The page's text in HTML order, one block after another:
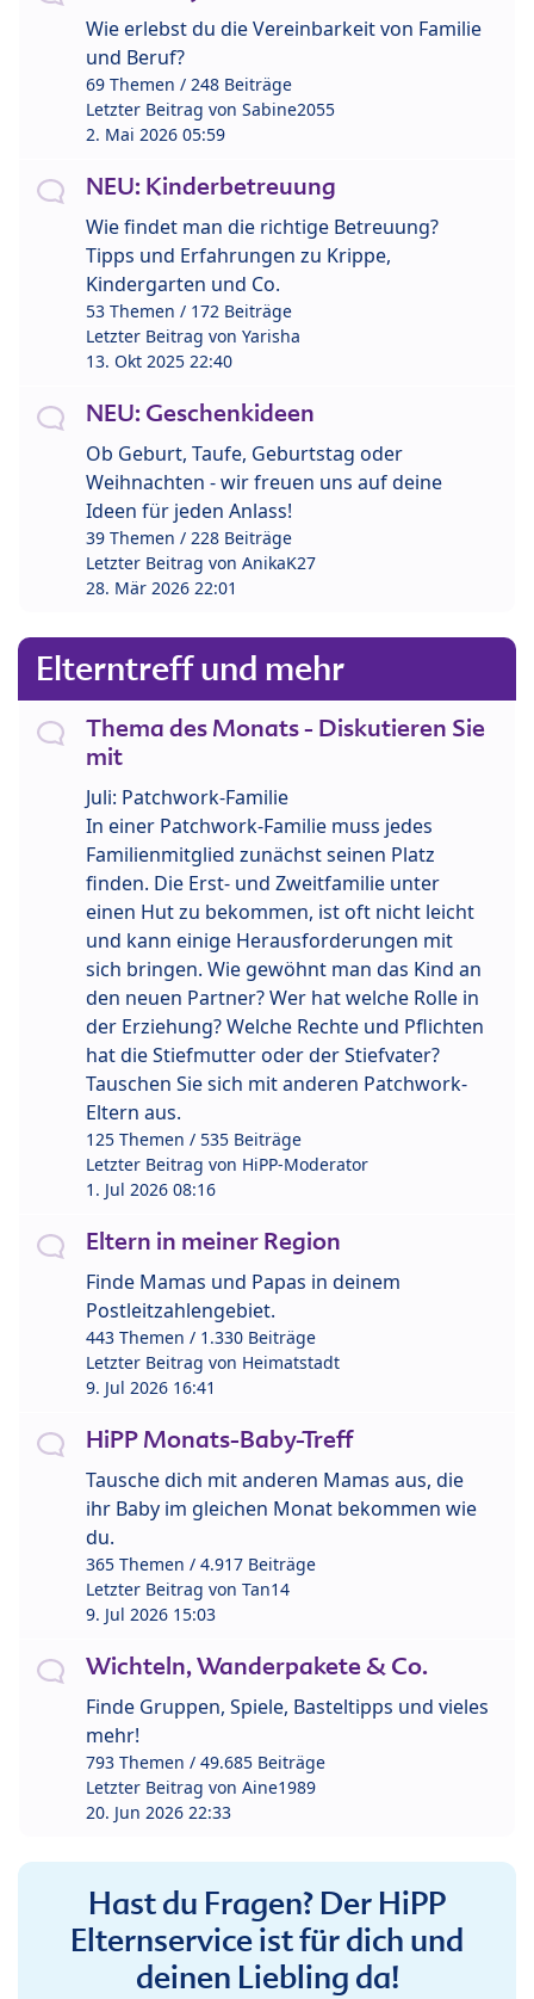
Wie erlebst du die Vereinbarkeit von Familie
und Beruf?
69 Themen / 248 Beiträge
Letzter Beitrag von Sabine2055
2. Mai 2026 05:59
NEU: Kinderbetreuung
Wie findet man die richtige Betreuung?
Tipps und Erfahrungen zu Krippe,
Kindergarten und Co.
53 Themen / 172 Beiträge
Letzter Beitrag von Yarisha
13. Okt 2025 22:40
NEU: Geschenkideen
Ob Geburt, Taufe, Geburtstag oder
Weihnachten - wir freuen uns auf deine
Ideen für jeden Anlass!
39 Themen / 228 Beiträge
Letzter Beitrag von AnikaK27
28. Mär 2026 22:01
Elterntreff und mehr
Thema des Monats - Diskutieren Sie
mit
Juli: Patchwork-Familie
In einer Patchwork-Familie muss jedes
Familienmitglied zunächst seinen Platz
finden. Die Erst- und Zweitfamilie unter
einen Hut zu bekommen, ist oft nicht leicht
und kann einige Herausforderungen mit
sich bringen. Wie gewöhnt man das Kind an
den neuen Partner? Wer hat welche Rolle in
der Erziehung? Welche Rechte und Pflichten
hat die Stiefmutter oder der Stiefvater?
Tauschen Sie sich mit anderen Patchwork-
Eltern aus.
125 Themen / 535 Beiträge
Letzter Beitrag von HiPP-Moderator
1. Jul 2026 08:16
Eltern in meiner Region
Finde Mamas und Papas in deinem
Postleitzahlengebiet.
443 Themen / 1.330 Beiträge
Letzter Beitrag von Heimatstadt
9. Jul 2026 16:41
HiPP Monats-Baby-Treff
Tausche dich mit anderen Mamas aus, die
ihr Baby im gleichen Monat bekommen wie
du.
365 Themen / 4.917 Beiträge
Letzter Beitrag von Tan14
9. Jul 2026 15:03
Wichteln, Wanderpakete & Co.
Finde Gruppen, Spiele, Basteltipps und vieles
mehr!
793 Themen / 49.685 Beiträge
Letzter Beitrag von Aine1989
20. Jun 2026 22:33
Hast du Fragen? Der HiPP
Elternservice ist für dich und
deinen Liebling da!